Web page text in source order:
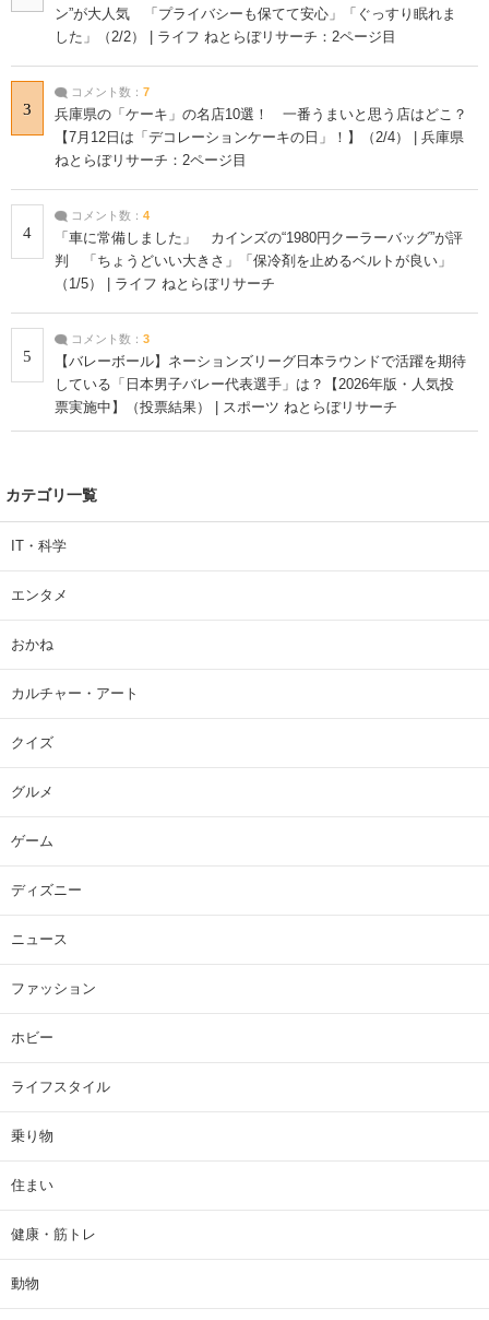
ン”が大人気 「プライバシーも保てて安心」「ぐっすり眠れま
した」（2/2） | ライフ ねとらぼリサーチ：2ページ目
3
コメント数： 7
兵庫県の「ケーキ」の名店10選！ 一番うまいと思う店はどこ？
【7月12日は「デコレーションケーキの日」！】（2/4） | 兵庫県
ねとらぼリサーチ：2ページ目
4
コメント数： 4
「車に常備しました」 カインズの“1980円クーラーバッグ”が評
判 「ちょうどいい大きさ」「保冷剤を止めるベルトが良い」
（1/5） | ライフ ねとらぼリサーチ
5
コメント数： 3
【バレーボール】ネーションズリーグ日本ラウンドで活躍を期待
している「日本男子バレー代表選手」は？【2026年版・人気投
票実施中】（投票結果） | スポーツ ねとらぼリサーチ
カテゴリ一覧
IT・科学
エンタメ
おかね
カルチャー・アート
クイズ
グルメ
ゲーム
ディズニー
ニュース
ファッション
ホビー
ライフスタイル
乗り物
住まい
健康・筋トレ
動物